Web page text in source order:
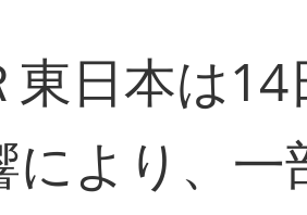
日本は14
により、